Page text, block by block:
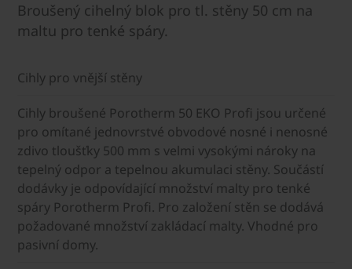
Broušený cihelný blok pro tl. stěny 50 cm na
maltu pro tenké spáry.
Cihly pro vnější stěny
Cihly broušené Porotherm 50 EKO Profi jsou určené
pro omítané jednovrstvé obvodové nosné i nenosné
zdivo tloušťky 500 mm s velmi vysokými nároky na
tepelný odpor a tepelnou akumulaci stěny. Součástí
dodávky je odpovídající množství malty pro tenké
spáry Porotherm Profi. Pro založení stěn se dodává
požadované množství zakládací malty. Vhodné pro
pasivní domy.